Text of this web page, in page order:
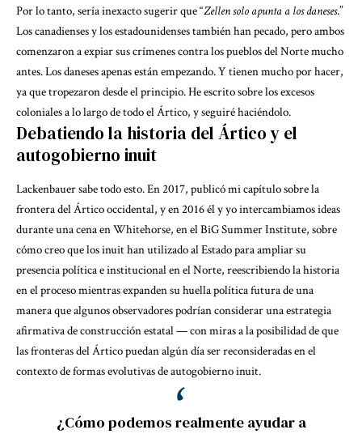
Por lo tanto, sería inexacto sugerir que “Zellen solo apunta a los daneses.”
Los canadienses y los estadounidenses también han pecado, pero ambos
comenzaron a expiar sus crímenes contra los pueblos del Norte mucho
antes. Los daneses apenas están empezando. Y tienen mucho por hacer,
ya que tropezaron desde el principio. He escrito sobre los excesos
coloniales a lo largo de todo el Ártico, y seguiré haciéndolo.
Debatiendo la historia del Ártico y el
autogobierno inuit
Lackenbauer sabe todo esto. En 2017, publicó mi capítulo sobre la
frontera del Ártico occidental, y en 2016 él y yo intercambiamos ideas
durante una cena en Whitehorse, en el BiG Summer Institute, sobre
cómo creo que los inuit han utilizado al Estado para ampliar su
presencia política e institucional en el Norte, reescribiendo la historia
en el proceso mientras expanden su huella política futura de una
manera que algunos observadores podrían considerar una estrategia
afirmativa de construcción estatal — con miras a la posibilidad de que
las fronteras del Ártico puedan algún día ser reconsideradas en el
contexto de formas evolutivas de autogobierno inuit.
¿Cómo podemos realmente ayudar a